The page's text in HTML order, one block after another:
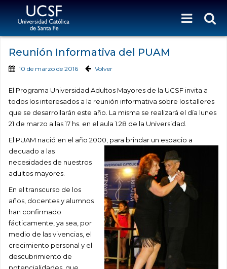
Reunión Informativa del PUAM
10 de marzo de 2016 Volver
El Programa Universidad Adultos Mayores de la UCSF invita a
todos los interesados a la reunión informativa sobre los talleres
que se desarrollarán este año. La misma se realizará el día lunes
21 de marzo a las 17 hs. en el aula 1.28 de la Universidad.
El PUAM nació en el año 2000, para brindar un espacio a
decuado a las
necesidades de nuestros
adultos mayores.
En el transcurso de los
años, docentes y alumnos
han confirmado
fácticamente, ya sea, por
medio de las vivencias, el
crecimiento personal y el
descubrimiento de